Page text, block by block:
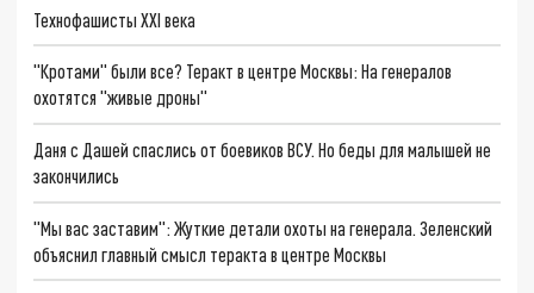
Технофашисты XXI века
"Кротами" были все? Теракт в центре Москвы: На генералов
охотятся "живые дроны"
Даня с Дашей спаслись от боевиков ВСУ. Но беды для малышей не
закончились
"Мы вас заставим": Жуткие детали охоты на генерала. Зеленский
объяснил главный смысл теракта в центре Москвы